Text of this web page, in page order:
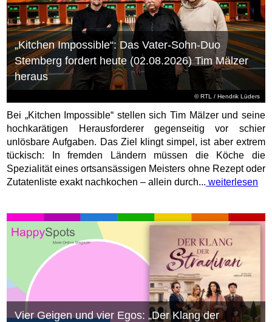
©RTL / Hendrik Lüders
„Kitchen Impossible“: Das Vater-Sohn-Duo
Stemberg fordert heute (02.08.2026) Tim Mälzer
heraus
Bei „Kitchen Impossible“ stellen sich Tim Mälzer und seine
hochkarätigen Herausforderer gegenseitig vor schier
unlösbare Aufgaben. Das Ziel klingt simpel, ist aber extrem
tückisch: In fremden Ländern müssen die Köche die
Spezialität eines ortsansässigen Meisters ohne Rezept oder
Zutatenliste exakt nachkochen – allein durch... weiterlesen
Vier Geigen und vier Egos: „Der Klang der